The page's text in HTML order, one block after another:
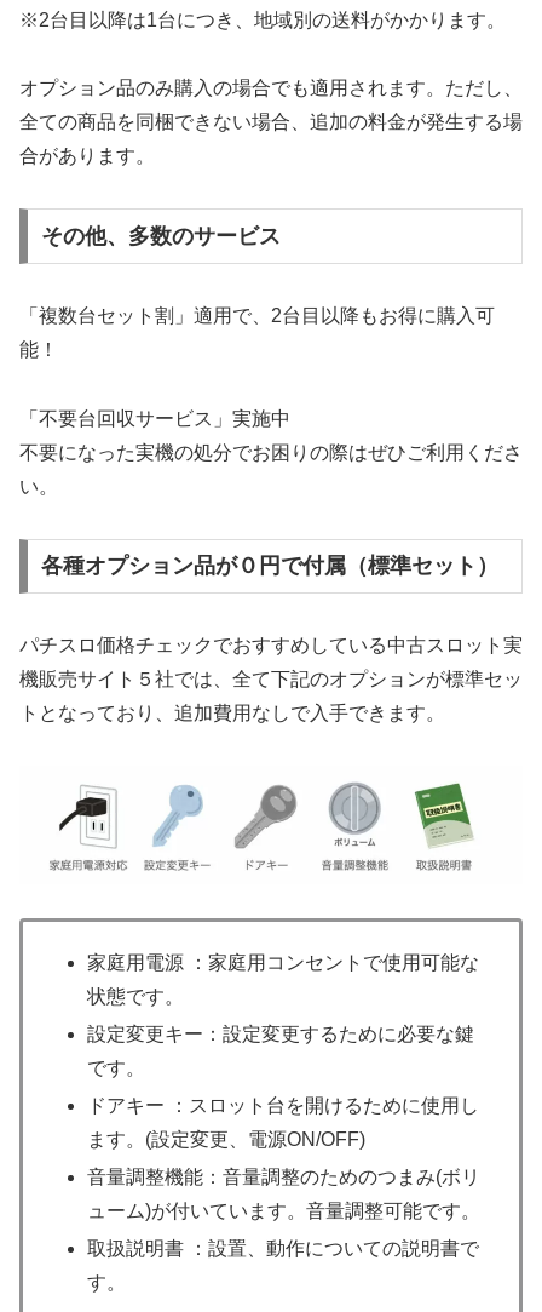
※2台目以降は1台につき、地域別の送料がかかります。
オプション品のみ購入の場合でも適用されます。ただし、
全ての商品を同梱できない場合、追加の料金が発生する場
合があります。
その他、多数のサービス
「複数台セット割」適用で、2台目以降もお得に購入可
能！
「不要台回収サービス」実施中
不要になった実機の処分でお困りの際はぜひご利用くださ
い。
各種オプション品が０円で付属（標準セット）
パチスロ価格チェックでおすすめしている中古スロット実
機販売サイト５社では、全て下記のオプションが標準セッ
トとなっており、追加費用なしで入手できます。
家庭用電源 ：家庭用コンセントで使用可能な
状態です。
設定変更キー：設定変更するために必要な鍵
です。
ドアキー ：スロット台を開けるために使用し
ます。(設定変更、電源ON/OFF)
音量調整機能：音量調整のためのつまみ(ボリ
ューム)が付いています。音量調整可能です。
取扱説明書 ：設置、動作についての説明書で
す。